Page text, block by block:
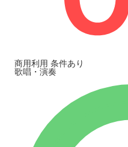
商用利用 条件あり
歌唱・演奏